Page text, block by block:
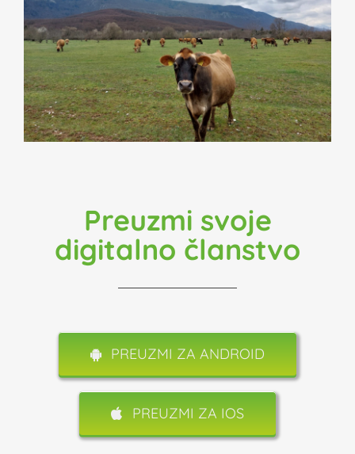
Preuzmi svoje
digitalno članstvo
PREUZMI ZA ANDROID
PREUZMI ZA IOS